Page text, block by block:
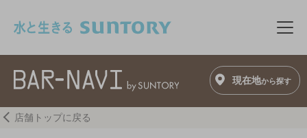
メ
現在地から探す
店舗トップに戻る